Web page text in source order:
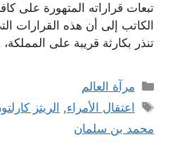
تبعات قراراته المتهورة على
الكاتب إلى أن هذه القرارات
تنذر بكارثة قريبة على
التصنيفات
مرآة العالم
الوسوم
اعتقال الأمراء, الريتز
محمد بن سلمان